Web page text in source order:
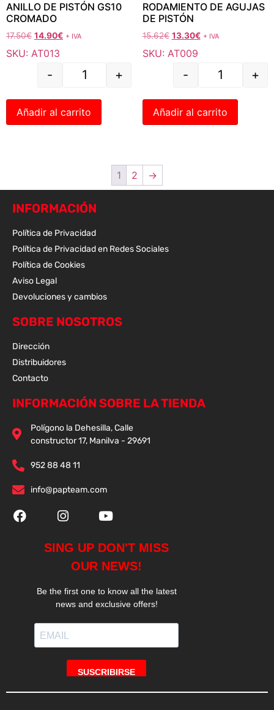
ANILLO DE PISTÓN GS10
CROMADO
17.50€ 14.90€ + IVA
SKU: AT013
- +
Añadir al carrito
RODAMIENTO DE AGUJAS
DE PISTÓN
15.62€ 13.30€ + IVA
SKU: AT009
- +
Añadir al carrito
1 2 →
INFORMACIÓN
Política de Privacidad
Política de Privacidad en Redes Sociales
Política de Cookies
Aviso Legal
Devoluciones y cambios
SOBRE NOSOTROS
Dirección
Distribuidores
Contacto
INFORMACIÓN SOBRE LA TIENDA
Polígono la Dehesilla, Calle
constructor 17, Manilva - 29691
952 88 48 11
info@papteam.com